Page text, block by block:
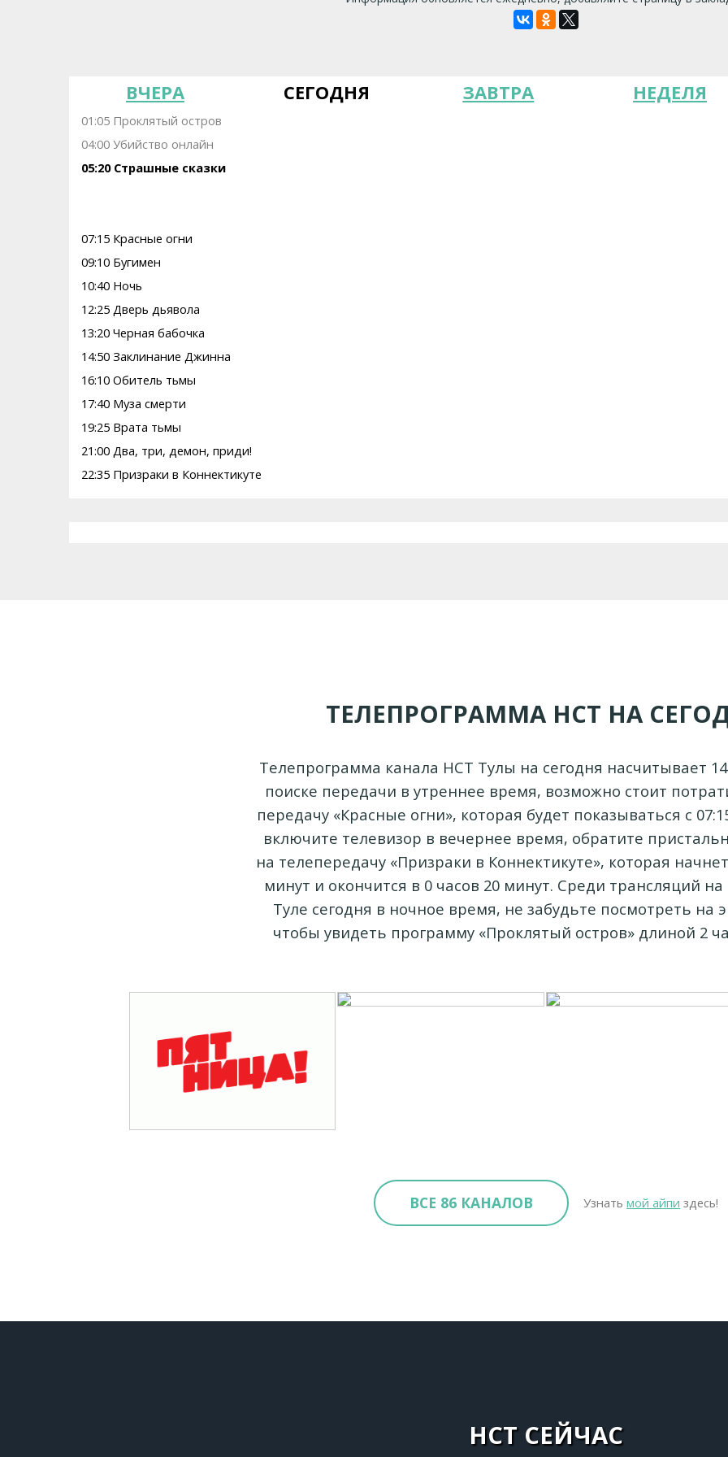
ВЧЕРА СЕГОДНЯ ЗАВТРА НЕДЕЛЯ
01:05 Проклятый остров
04:00 Убийство онлайн
05:20 Страшные сказки
07:15 Красные огни
09:10 Бугимен
10:40 Ночь
12:25 Дверь дьявола
13:20 Черная бабочка
14:50 Заклинание Джинна
16:10 Обитель тьмы
17:40 Муза смерти
19:25 Врата тьмы
21:00 Два, три, демон, приди!
22:35 Призраки в Коннектикуте
ТЕЛЕПРОГРАММА НСТ НА
Телепрограмма канала НСТ Тулы на сегодня насчитывает
поиске передачи в утреннее время, возможно стоит
передачу «Красные огни», которая будет показываться с
включите телевизор в вечернее время, обратите
на телепередачу «Призраки в Коннектикуте», которая
минут и окончится в 0 часов 20 минут. Среди трансляций
Туле сегодня в ночное время, не забудьте посмотреть на
чтобы увидеть программу «Проклятый остров» длиной 2
ВСЕ 86 КАНАЛОВ Узнатьмой айпи здесь!
НСТ СЕЙЧАС